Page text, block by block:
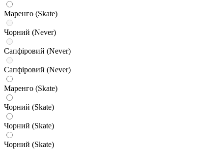
Маренго (Skate)
Чорний (Never)
Сапфіровий (Never)
Сапфіровий (Never)
Маренго (Skate)
Чорний (Skate)
Чорний (Skate)
Чорний (Skate)